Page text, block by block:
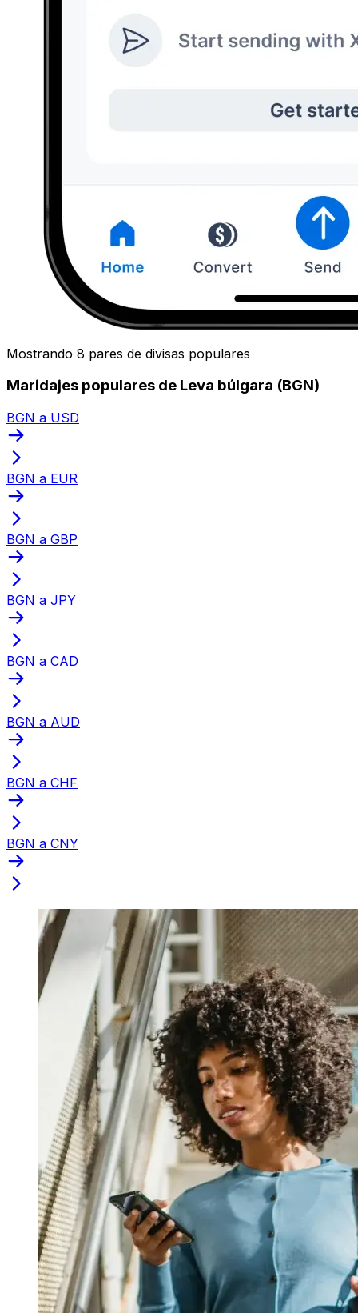
Mostrando 8 pares de divisas populares
Maridajes populares de Leva búlgara (BGN)
BGN a USD
BGN a EUR
BGN a GBP
BGN a JPY
BGN a CAD
BGN a AUD
BGN a CHF
BGN a CNY